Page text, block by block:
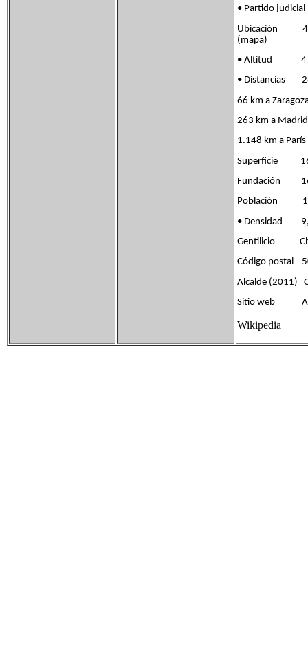
• Partido
Ubicación
(mapa)
• Altitud
• Distancias
66 km a
263 km a Madrid
1.148 km a París
Superficie 16
Fundación
Población
• Densidad
Gentilicio
Código postal
Alcalde (2011)
Sitio web
Wikipedia